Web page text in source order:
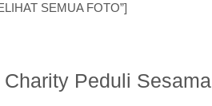
SEMUA FOTO”]
Peduli Sesama